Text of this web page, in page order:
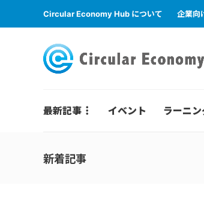
Circular Economy Hub について 企業向
最新記事 イベント ラーニ
新着記事